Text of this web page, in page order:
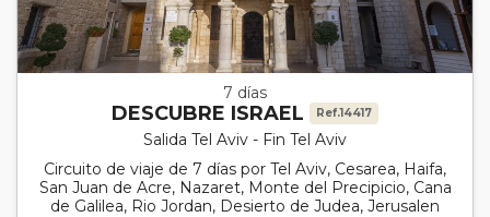
7 días
DESCUBRE ISRAEL Ref.14417
Salida Tel Aviv - Fin Tel Aviv
Circuito de viaje de 7 días por Tel Aviv, Cesarea, Haifa,
San Juan de Acre, Nazaret, Monte del Precipicio, Cana
de Galilea, Rio Jordan, Desierto de Judea, Jerusalen